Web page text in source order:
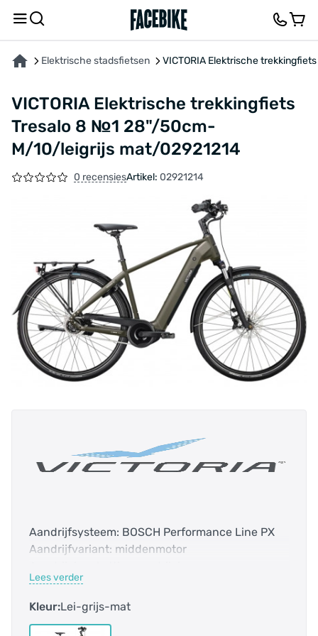
Elektrische stadsfietsen VICTORIA Elektrische
VICTORIA Elektrische trekkingfiets
Tresalo 8 №1 28"/50cm-
M/10/leigrijs mat/02921214
0 recensiesArtikel: 02921214
Aandrijfsysteem: BOSCH Performance Line PX
Aandrijfvariant: middenmotor
Accucapaciteit: 800.0 Wh
Bidex-Code: 122010
Bosch Smart systeem: ja
Lees verder
Kleur:Lei-grijs-mat
OVER HET PRODUCT KENMERKENFEEDBACK EN VRAGEN